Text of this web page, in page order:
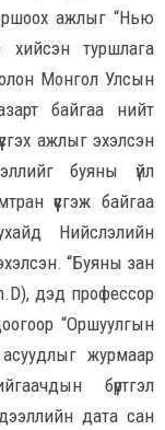
ажлыг “Нью
хийсэн туршлага
Монгол Улсын
байгаа нийт
ажлыг эхэлсэн
буяны үйл
үүсгэж байгаа
Нийслэлийн
“Буяны зан
дэд профессор
“Оршуулгын
журмаар
бүртгэл
дата сан